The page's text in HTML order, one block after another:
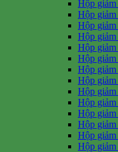
Hộp giảm
Hộp
Hộp
Hộp
Hộp
Hộp
Hộp
Hộp
Hộp giảm
Hộp giảm
Hộp
Hộp
Hộp giảm
Hộp